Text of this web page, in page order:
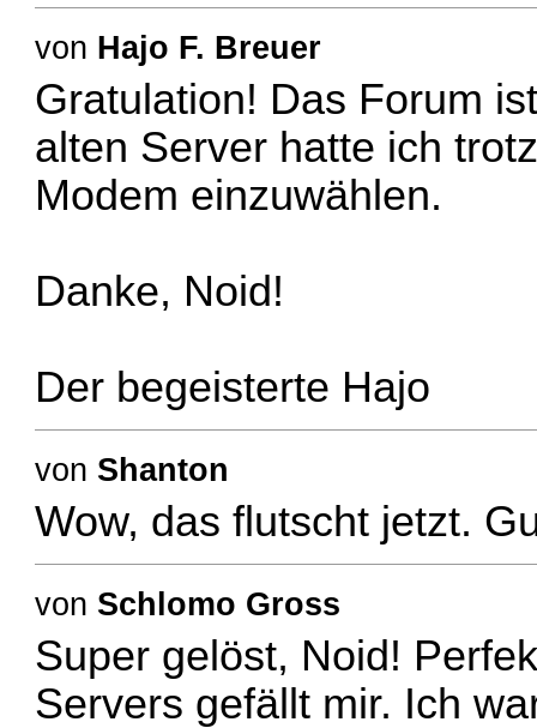
von Hajo F. Breuer
Gratulation! Das Forum
alten Server hatte ich
Modem einzuwählen.
Danke, Noid!
Der begeisterte Hajo
von Shanton
Wow, das flutscht jetzt.
von Schlomo Gross
Super gelöst, Noid!
Servers gefällt mir. Ich